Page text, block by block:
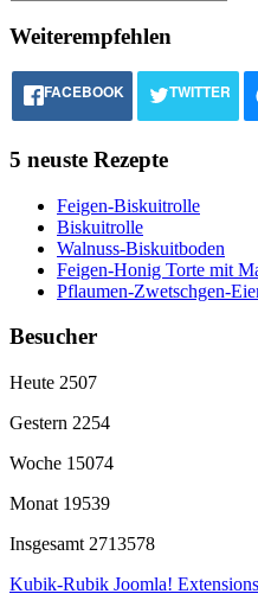
Weiterempfehlen
FACEBOOK TWITTER
5 neuste Rezepte
Feigen-Biskuitrolle
Biskuitrolle
Walnuss-Biskuitboden
Feigen-Honig Torte mit
Pflaumen-Zwetschgen-
Besucher
Heute 2507
Gestern 2254
Woche 15074
Monat 19539
Insgesamt 2713578
Kubik-Rubik Joomla! Extensions